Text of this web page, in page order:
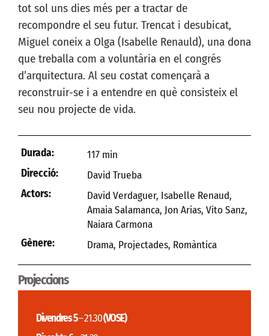
tot sol uns dies més per a tractar de
recompondre el seu futur. Trencat i desubicat,
Miguel coneix a Olga (Isabelle Renauld), una dona
que treballa com a voluntària en el congrés
d’arquitectura. Al seu costat començarà a
reconstruir-se i a entendre en què consisteix el
seu nou projecte de vida.
Durada:
117 min
Direcció:
David Trueba
Actors:
David Verdaguer, Isabelle Renaud,
Amaia Salamanca, Jon Arias, Vito Sanz,
Naiara Carmona
Gènere:
Drama, Projectades, Romàntica
Projeccions
Divendres 5– 21.30(VOSE)